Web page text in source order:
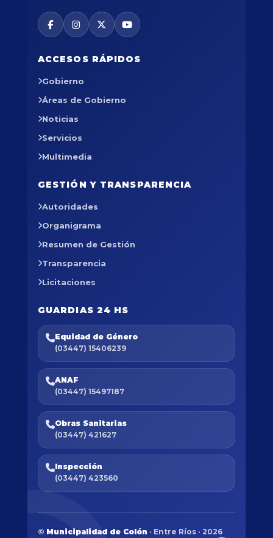
ACCESOS RÁPIDOS
Gobierno
Áreas de Gobierno
Noticias
Servicios
Multimedia
GESTIÓN Y TRANSPARENCIA
Autoridades
Organigrama
Resumen de Gestión
Transparencia
Licitaciones
GUARDIAS 24 HS
Equidad de Género
(03447) 15406239
ANAF
(03447) 15497187
Obras Sanitarias
(03447) 421627
Inspección
(03447) 423560
© Municipalidad de Colón · Entre Ríos · 2026